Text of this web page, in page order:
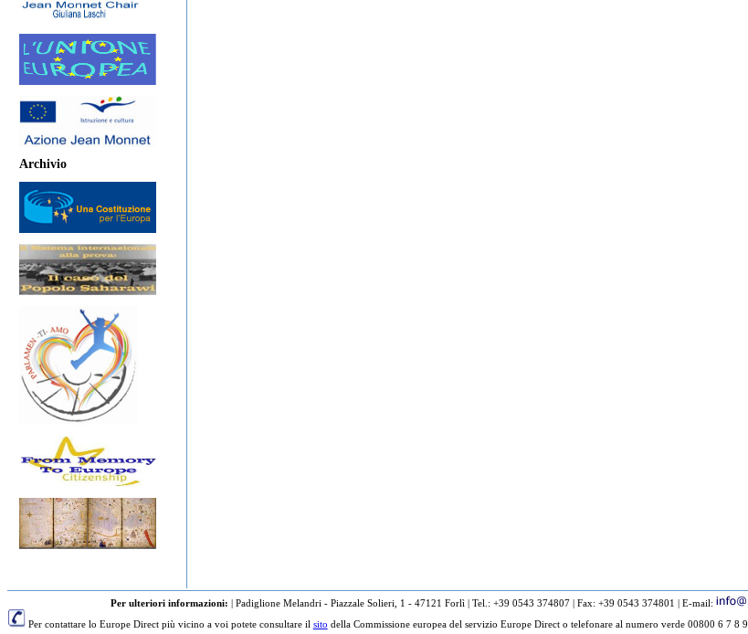
Archivio
Per ulteriori informazioni: | Padiglione Melandri - Piazzale Solieri, 1 - 47121 Forlì | Tel.: +39 0543 374807 | Fax: +39 0543 374801 | E-mail:
Per contattare lo Europe Direct più vicino a voi potete consultare il sito della Commissione europea del servizio Europe Direct o telefonare al numero verde 00800 6 7 8